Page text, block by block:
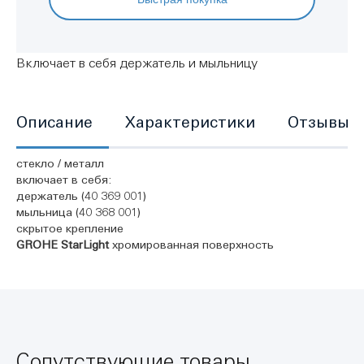
Включает в себя держатель и мыльницу
Описание
стекло / металл
включает в себя:
держатель (40 369 001)
мыльница (40 368 001)
скрытое крепление
GROHE StarLightхромированная поверхность
Характеристики Отзывы